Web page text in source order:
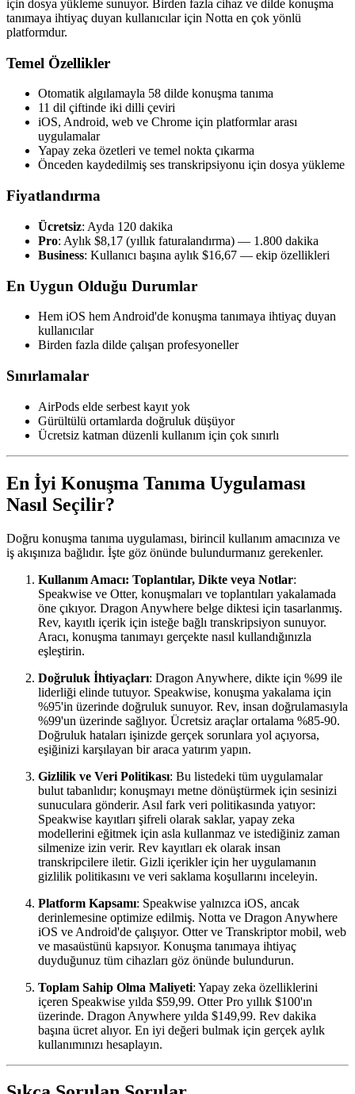
için dosya yükleme sunuyor. Birden fazla cihaz ve dilde konuşma
tanımaya ihtiyaç duyan kullanıcılar için Notta en çok yönlü
platformdur.
Temel Özellikler
Otomatik algılamayla 58 dilde konuşma tanıma
11 dil çiftinde iki dilli çeviri
iOS, Android, web ve Chrome için platformlar arası
uygulamalar
Yapay zeka özetleri ve temel nokta çıkarma
Önceden kaydedilmiş ses transkripsiyonu için dosya yükleme
Fiyatlandırma
Ücretsiz: Ayda 120 dakika
Pro: Aylık $8,17 (yıllık faturalandırma) — 1.800 dakika
Business: Kullanıcı başına aylık $16,67 — ekip özellikleri
En Uygun Olduğu Durumlar
Hem iOS hem Android'de konuşma tanımaya ihtiyaç duyan
kullanıcılar
Birden fazla dilde çalışan profesyoneller
Sınırlamalar
AirPods elde serbest kayıt yok
Gürültülü ortamlarda doğruluk düşüyor
Ücretsiz katman düzenli kullanım için çok sınırlı
En İyi Konuşma Tanıma Uygulaması
Nasıl Seçilir?
Doğru konuşma tanıma uygulaması, birincil kullanım amacınıza ve
iş akışınıza bağlıdır. İşte göz önünde bulundurmanız gerekenler.
Kullanım Amacı: Toplantılar, Dikte veya Notlar:
Speakwise ve Otter, konuşmaları ve toplantıları yakalamada
öne çıkıyor. Dragon Anywhere belge diktesi için tasarlanmış.
Rev, kayıtlı içerik için isteğe bağlı transkripsiyon sunuyor.
Aracı, konuşma tanımayı gerçekte nasıl kullandığınızla
eşleştirin.
Doğruluk İhtiyaçları: Dragon Anywhere, dikte için %99 ile
liderliği elinde tutuyor. Speakwise, konuşma yakalama için
%95'in üzerinde doğruluk sunuyor. Rev, insan doğrulamasıyla
%99'un üzerinde sağlıyor. Ücretsiz araçlar ortalama %85-90.
Doğruluk hataları işinizde gerçek sorunlara yol açıyorsa,
eşiğinizi karşılayan bir araca yatırım yapın.
Gizlilik ve Veri Politikası: Bu listedeki tüm uygulamalar
bulut tabanlıdır; konuşmayı metne dönüştürmek için sesinizi
sunuculara gönderir. Asıl fark veri politikasında yatıyor:
Speakwise kayıtları şifreli olarak saklar, yapay zeka
modellerini eğitmek için asla kullanmaz ve istediğiniz zaman
silmenize izin verir. Rev kayıtları ek olarak insan
transkripcilere iletir. Gizli içerikler için her uygulamanın
gizlilik politikasını ve veri saklama koşullarını inceleyin.
Platform Kapsamı: Speakwise yalnızca iOS, ancak
derinlemesine optimize edilmiş. Notta ve Dragon Anywhere
iOS ve Android'de çalışıyor. Otter ve Transkriptor mobil, web
ve masaüstünü kapsıyor. Konuşma tanımaya ihtiyaç
duyduğunuz tüm cihazları göz önünde bulundurun.
Toplam Sahip Olma Maliyeti: Yapay zeka özelliklerini
içeren Speakwise yılda $59,99. Otter Pro yıllık $100'ın
üzerinde. Dragon Anywhere yılda $149,99. Rev dakika
başına ücret alıyor. En iyi değeri bulmak için gerçek aylık
kullanımınızı hesaplayın.